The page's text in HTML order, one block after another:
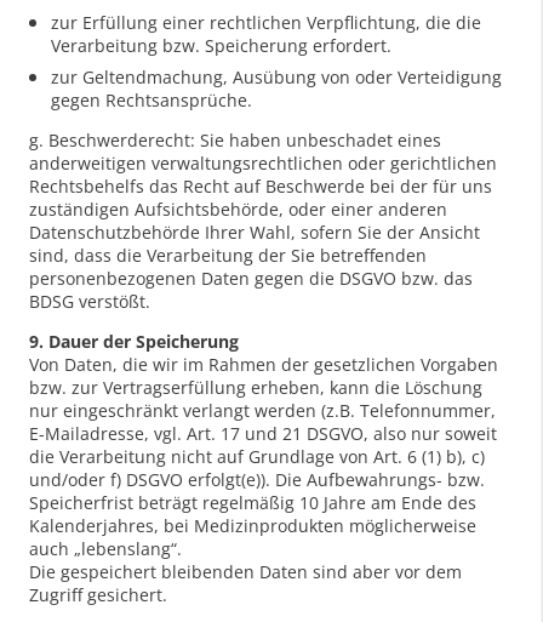
zur Erfüllung einer rechtlichen Verpflichtung, die die
Verarbeitung bzw. Speicherung erfordert.
zur Geltendmachung, Ausübung von oder Verteidigung
gegen Rechtsansprüche.
g. Beschwerderecht: Sie haben unbeschadet eines
anderweitigen verwaltungsrechtlichen oder gerichtlichen
Rechtsbehelfs das Recht auf Beschwerde bei der für uns
zuständigen Aufsichtsbehörde, oder einer anderen
Datenschutzbehörde Ihrer Wahl, sofern Sie der Ansicht
sind, dass die Verarbeitung der Sie betreffenden
personenbezogenen Daten gegen die DSGVO bzw. das
BDSG verstößt.
9. Dauer der Speicherung
Von Daten, die wir im Rahmen der gesetzlichen Vorgaben
bzw. zur Vertragserfüllung erheben, kann die Löschung
nur eingeschränkt verlangt werden (z.B. Telefonnummer,
E-Mailadresse, vgl. Art. 17 und 21 DSGVO, also nur soweit
die Verarbeitung nicht auf Grundlage von Art. 6 (1) b), c)
und/oder f) DSGVO erfolgt(e)). Die Aufbewahrungs- bzw.
Speicherfrist beträgt regelmäßig 10 Jahre am Ende des
Kalenderjahres, bei Medizinprodukten möglicherweise
auch „lebenslang“.
Die gespeichert bleibenden Daten sind aber vor dem
Zugriff gesichert.